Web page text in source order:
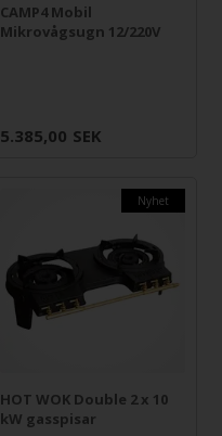
CAMP4 Mobil
Mikrovågsugn 12/220V
5.385,00 SEK
Nyhet
HOT WOK Double 2 x 10
kW gasspisar